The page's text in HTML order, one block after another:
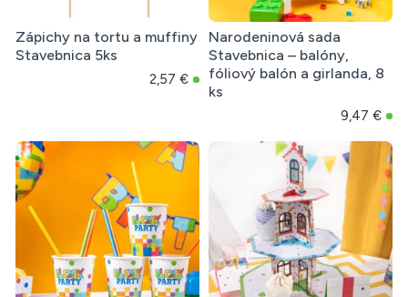
Zápichy na tortu a muffiny
Stavebnica 5ks
2,57 €
Narodeninová sada
Stavebnica – balóny,
fóliový balón a girlanda, 8
ks
9,47 €